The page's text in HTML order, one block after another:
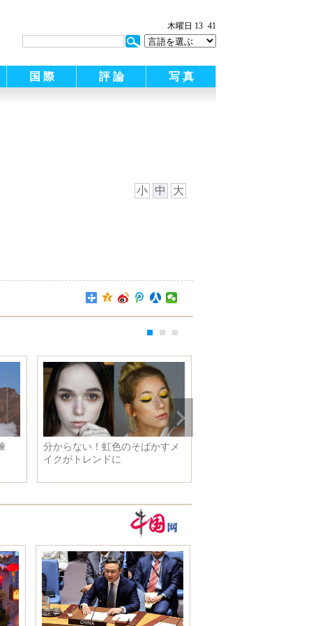
木曜日 13 41
国 際 評 論 写 真
小 中 大
分からない！虹色のそばかすメ
イクがトレンドに